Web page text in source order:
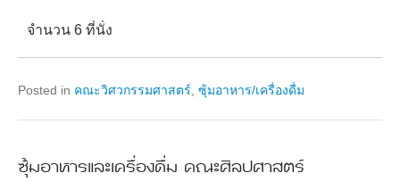
จำนวน 6 ที่นั่ง
Posted in คณะวิศวกรรมศาสตร์ ซุ้มอาหาร/เครื่องดื่ม
ซุ้มอาหารและเครื่องดื่ม คณะศิลปศาสตร์